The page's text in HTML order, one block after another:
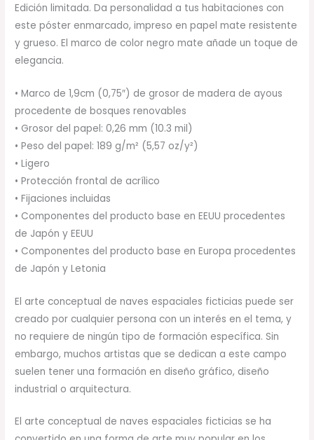
Edición limitada. Da personalidad a tus habitaciones con
este póster enmarcado, impreso en papel mate resistente
y grueso. El marco de color negro mate añade un toque de
elegancia.
• Marco de 1,9cm (0,75″) de grosor de madera de ayous
procedente de bosques renovables
• Grosor del papel: 0,26 mm (10.3 mil)
• Peso del papel: 189 g/m² (5,57 oz/y²)
• Ligero
• Protección frontal de acrílico
• Fijaciones incluidas
• Componentes del producto base en EEUU procedentes
de Japón y EEUU
• Componentes del producto base en Europa procedentes
de Japón y Letonia
El arte conceptual de naves espaciales ficticias puede ser
creado por cualquier persona con un interés en el tema, y
no requiere de ningún tipo de formación específica. Sin
embargo, muchos artistas que se dedican a este campo
suelen tener una formación en diseño gráfico, diseño
industrial o arquitectura.
El arte conceptual de naves espaciales ficticias se ha